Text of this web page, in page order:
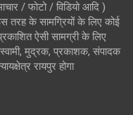
/ फोटो / विडियो आदि )
तरह के सामग्रियों के लिए कोई
ऐसी सामग्री के लिए
स्वामी, मुद्रक, प्रकाशक, संपादक
रायपुर होगा